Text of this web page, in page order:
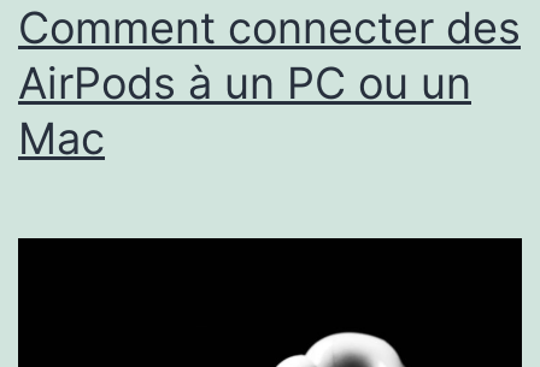
Comment connecter des
AirPods à un PC ou un
Mac